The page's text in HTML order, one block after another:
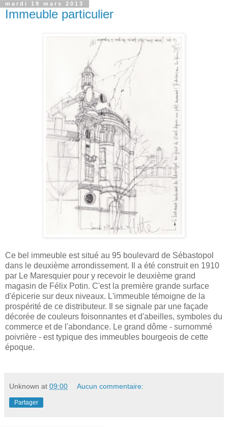
mardi 19 mars 2013
Immeuble particulier
Ce bel immeuble est situé au 95 boulevard de Sébastopol
dans le deuxième arrondissement. Il a été construit en 1910
par Le Maresquier pour y recevoir le deuxième grand
magasin de Félix Potin. C'est la première grande surface
d'épicerie sur deux niveaux. L'immeuble témoigne de la
prospérité de ce distributeur. Il se signale par une façade
décorée de couleurs foisonnantes et d'abeilles, symboles du
commerce et de l'abondance. Le grand dôme - surnommé
poivrière - est typique des immeubles bourgeois de cette
époque.
Unknown at 09:00 Aucun commentaire:
Partager